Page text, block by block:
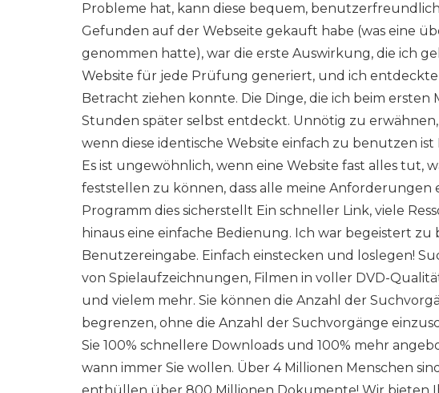
Probleme hat, kann diese bequem,
Gefunden auf der Webseite gekauft habe (was eine
genommen hatte), war die erste Auswirkung, die ich
Website für jede Prüfung generiert, und ich entdeckte
Betracht ziehen konnte. Die Dinge, die ich beim
Stunden später selbst entdeckt. Unnötig zu
wenn diese identische Website einfach zu benutzen
Es ist ungewöhnlich, wenn eine Website fast alles tut,
feststellen zu können, dass alle meine Anforderungen
Programm dies sicherstellt Ein schneller Link, viele
hinaus eine einfache Bedienung. Ich war begeistert
Benutzereingabe. Einfach einstecken und loslegen!
von Spielaufzeichnungen, Filmen in voller DVD-
und vielem mehr. Sie können die Anzahl der
begrenzen, ohne die Anzahl der Suchvorgänge
Sie 100% schnellere Downloads und 100% mehr
wann immer Sie wollen. Über 4 Millionen Menschen